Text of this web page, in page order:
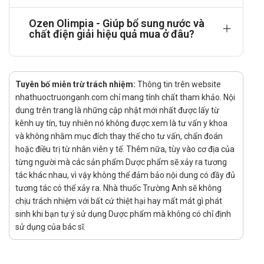
vòng 4 - 6 giờ. Sau đó điều chỉnh liều lượng và thời gian
dùng thuốc tùy theo mức độ khát và đáp ứng với điều
Tiêu chảy liên tục nhẹ: Uống 100 - 200 ml/kg/24 giờ,
cho đến khi hết tiêu chảy.
Tiêu chảy liên tục nặng uống 15 ml/kg mỗi giờ, cho
đến khi hết tiêu chảy.
Điều trị mất nước ở trẻ em bị tiêu chảy, liều uống trong
4 giờ đầu theo hướng dẫn của UNICEF như sau:
Ghi chú:
Tính liều dùng theo thể trọng cơ thể sẽ tốt hơn.
Liều giới hạn kê đơn cho người lớn: Tối đa 1000 ml/giờ.
Ở trẻ em, cho uống từng thìa một, uống liên tục cho
Ozen Olimpia - Giúp bổ sung nước và
chất điện giải hiệu quả mua ở đâu?
Tuyên bố miễn trừ trách nhiệm: Thông tin trên website
nhathuoctruonganh.com chỉ mang tính chất tham khảo. Nội
dung trên trang là những cập nhật mới nhất được lấy từ
kênh uy tín, tuy nhiên nó không được xem là tư vấn y khoa
và không nhằm mục đích thay thế cho tư vấn, chẩn đoán
hoặc điều trị từ nhân viên y tế. Thêm nữa, tùy vào cơ địa của
từng người mà các sản phẩm Dược phẩm sẽ xảy ra tương
tác khác nhau, vì vậy không thể đảm bảo nội dung có đầy đủ
tương tác có thể xảy ra. Nhà thuốc Trường Anh sẽ không
chịu trách nhiệm với bất cứ thiệt hại hay mất mát gì phát
sinh khi bạn tự ý sử dụng Dược phẩm mà không có chỉ định
sử dụng của bác sĩ.